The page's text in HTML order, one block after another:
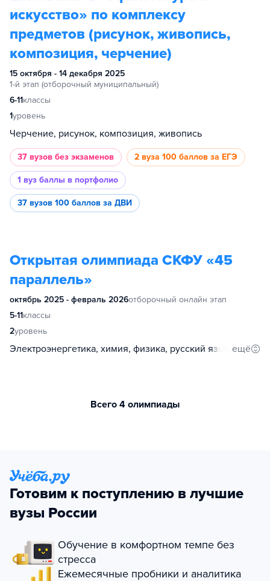
искусство» по комплексу
предметов (рисунок, живопись,
композиция, черчение)
15 октября - 14 декабря 2025
1-й этап (отборочный муниципальный)
6-11классы
1уровень
Черчение, рисунок, композиция, живопись
37 вузов без экзаменов 2 вуза 100 баллов за ЕГЭ
1 вуз баллы в портфолио
37 вузов 100 баллов за ДВИ
Открытая олимпиада СКФУ «45
параллель»
октябрь 2025 - февраль 2026отборочный онлайн этап
5-11классы
2уровень
Электроэнергетика, химия, физика, русский язык, обществознание, нефтегазовое дело, медиаталант, информатика, иностранный язык, журналистика, дизайн, геология, биология, география, математика
ещё
Всего 4 олимпиады
Готовим к поступлению в лучшие
вузы России
Обучение в комфортном темпе без
стресса
Ежемесячные пробники и аналитика